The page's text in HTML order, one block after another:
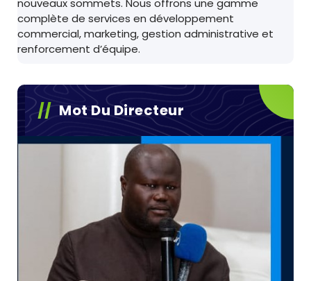
nouveaux sommets. Nous offrons une gamme
complète de services en développement
commercial, marketing, gestion administrative et
renforcement d’équipe.
Mot Du Directeur